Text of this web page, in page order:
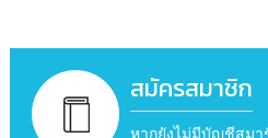
สมัครสมาชิก
หากยังไม่มีบัญชีสม